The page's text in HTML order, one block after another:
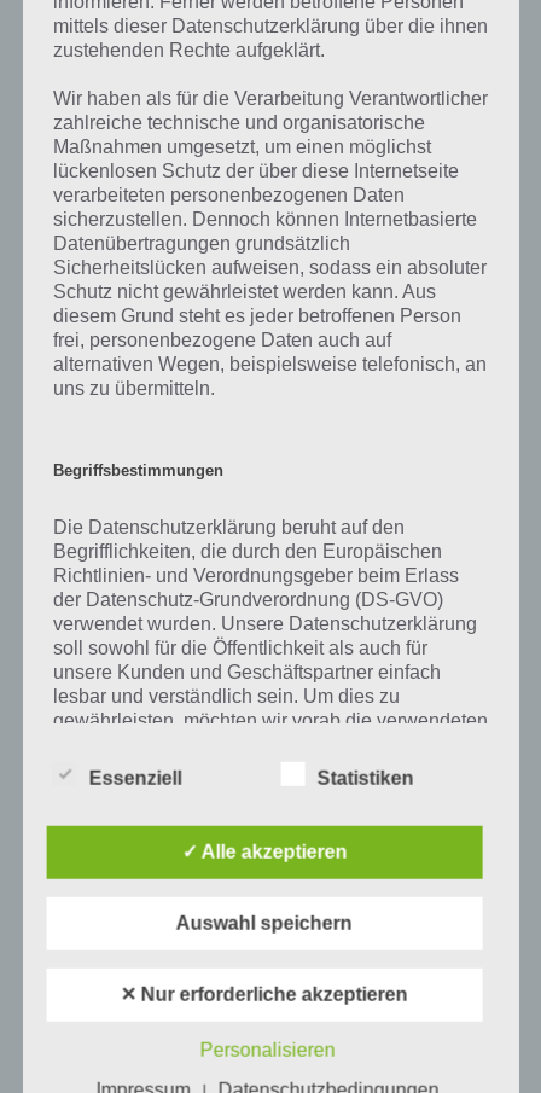
von 94 Prozent fehlt, so teile uns die korrekten Lösungen einfach in
den Kommentaren mit. Nur so können wir stets die aktuellen
geben. Da die Entwickler die Lösungen immer mal wieder verändern.
Darum geht es bei 94%
Was ist 94%? In der App 94% musst du auf Basis eines Bildes oder
einer Aussage die Antworten herausfinden, die von anderen Spielern
am häufigsten genannt worden sind. Nur so kannst du das nächste
Level freischalten. Zusammenaddiert ergeben alle Antworten 94
Prozent, wovon die App ihren Namen hat. Entsprechend ist 94
Prozent ein Wort und Rätsel-Spiel. Bereits über 10 Millionen mal
wurde die App mittlerweile heruntergeladen und gehört mit zu den
Auf WhatsApp teilen Teilen auf Facebook
Tweet auf Twitter
Mehr Artikel hier auf Touchportal
mittels dieser Datenschutzerklärung über die ihnen
zustehenden Rechte aufgeklärt.
Wir haben als für die Verarbeitung Verantwortlicher
zahlreiche technische und organisatorische
Maßnahmen umgesetzt, um einen möglichst
lückenlosen Schutz der über diese Internetseite
verarbeiteten personenbezogenen Daten
sicherzustellen. Dennoch können Internetbasierte
Datenübertragungen grundsätzlich
Sicherheitslücken aufweisen, sodass ein absoluter
Schutz nicht gewährleistet werden kann. Aus
diesem Grund steht es jeder betroffenen Person
frei, personenbezogene Daten auch auf
alternativen Wegen, beispielsweise telefonisch, an
uns zu übermitteln.
Begriffsbestimmungen
Die Datenschutzerklärung beruht auf den
Begrifflichkeiten, die durch den Europäischen
Richtlinien- und Verordnungsgeber beim Erlass
der Datenschutz-Grundverordnung (DS-GVO)
verwendet wurden. Unsere Datenschutzerklärung
soll sowohl für die Öffentlichkeit als auch für
unsere Kunden und Geschäftspartner einfach
lesbar und verständlich sein. Um dies zu
gewährleisten, möchten wir vorab die verwendeten
Wir verwenden in dieser Datenschutzerklärung
Informationen, die sich auf eine identifizierte
oder identifizierbare natürliche Person (im
Als identifizierbar wird eine natürliche
Person angesehen, die direkt oder indirekt,
Essenziell Statistiken
✓ Alle akzeptieren
Auswahl speichern
✕ Nur erforderliche akzeptieren
Personalisieren